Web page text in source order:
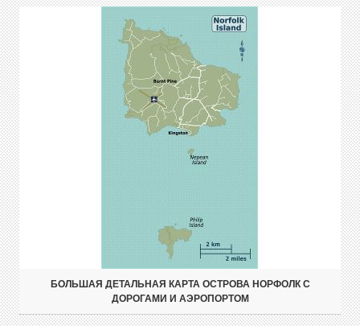
БОЛЬШАЯ ДЕТАЛЬНАЯ КАРТА ОСТРОВА НОРФОЛК С
ДОРОГАМИ И АЭРОПОРТОМ